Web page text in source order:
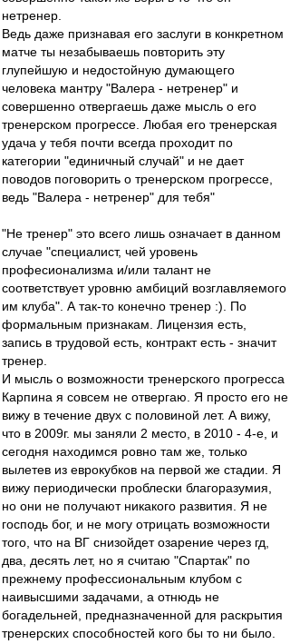
нетренер.
Ведь даже признавая его заслуги в конкретном
матче ты незабываешь повторить эту
глупейшую и недостойную думающего
человека мантру "Валера - нетренер" и
совершенно отвергаешь даже мысль о его
тренерском прогрессе. Любая его тренерская
удача у тебя почти всегда проходит по
категории "единичный случай" и не дает
поводов поговорить о тренерском прогрессе,
ведь "Валера - нетренер" для тебя"
"Не тренер" это всего лишь означает в данном
случае "специалист, чей уровень
професионализма и/или талант не
соответствует уровню амбиций возглавляемого
им клуба". А так-то конечно тренер :). По
формальным признакам. Лицензия есть,
запись в трудовой есть, контракт есть - значит
тренер.
И мысль о возможности тренерского прогресса
Карпина я совсем не отвергаю. Я просто его не
вижу в течение двух с половиной лет. А вижу,
что в 2009г. мы заняли 2 место, в 2010 - 4-е, и
сегодня находимся ровно там же, только
вылетев из еврокубков на первой же стадии. Я
вижу периодически проблески благоразумия,
но они не получают никакого развития. Я не
господь бог, и не могу отрицать возможности
того, что на ВГ снизойдет озарение через гд,
два, десять лет, но я считаю "Спартак" по
прежнему профессиональным клубом с
наивысшими задачами, а отнюдь не
богадельней, предназначенной для раскрытия
тренерских способностей кого бы то ни было.